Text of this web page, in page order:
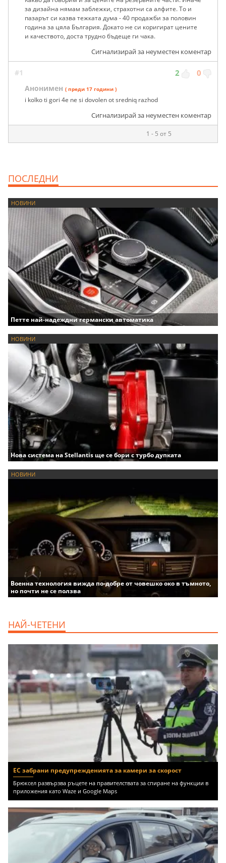
за дизайна нямам заблежки, страхотни са алфите. То и
пазарът си казва тежката дума - 40 продажби за половин
година за цяла България. Докато не си коригират цените
и качеството, доста трудно бъдеще ги чака.
Сигнализирай за неуместен коментар
#1 2 0
Анонимен ( преди 17 години )
i kolko ti gori 4e ne si dovolen ot sredniq razhod
Сигнализирай за неуместен коментар
1 - 5 от 5
ПОСЛЕДНИ
НОВИНИ
Петте най-надеждни германски автоматика
НОВИНИ
Нова система на Stellantis ще се бори с турбо дупката
НОВИНИ
Военна технология вижда по-добре от човешко око в тъмното,
но почти не се ползва
НАЙ-ЧЕТЕНИ
ЕС забрани предупрежденията за камери за скорост
Брюксел развързва ръцете на правителствата за спиране на функции в
приложения като Waze и Google Maps